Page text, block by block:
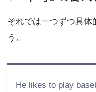
それでは一つずつ具体
う。
He likes to play